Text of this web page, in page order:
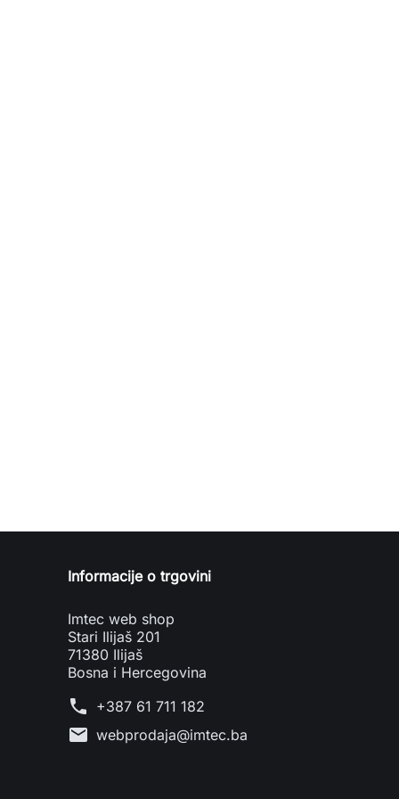
Informacije o trgovini
Imtec web shop
Stari Ilijaš 201
71380 Ilijaš
Bosna i Hercegovina
phone +387 61 711 182
mail webprodaja@imtec.ba